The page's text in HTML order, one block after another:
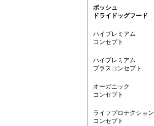
ボッシュ
ドライドッグフード
ハイプレミアム
コンセプト
ハイプレミアム
プラスコンセプト
オーガニック
コンセプト
ライフプロテクション
コンセプト